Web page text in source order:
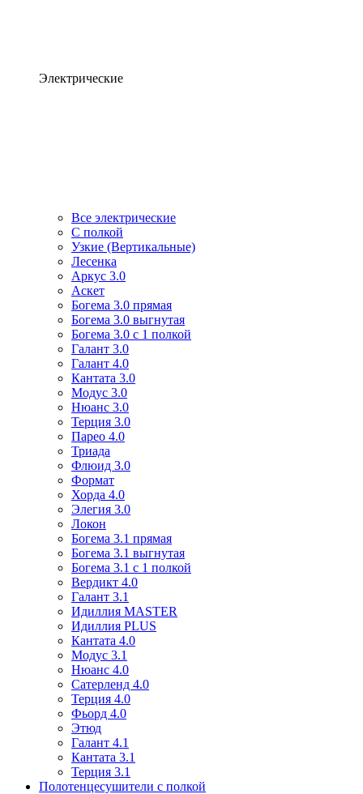
Электрические
Все электрические
С полкой
Узкие (Вертикальные)
Лесенка
Аркус 3.0
Аскет
Богема 3.0 прямая
Богема 3.0 выгнутая
Богема 3.0 с 1 полкой
Галант 3.0
Галант 4.0
Кантата 3.0
Модус 3.0
Нюанс 3.0
Терция 3.0
Парео 4.0
Триада
Флюид 3.0
Формат
Хорда 4.0
Элегия 3.0
Локон
Богема 3.1 прямая
Богема 3.1 выгнутая
Богема 3.1 с 1 полкой
Вердикт 4.0
Галант 3.1
Идиллия MASTER
Идиллия PLUS
Кантата 4.0
Модус 3.1
Нюанс 4.0
Сатерленд 4.0
Терция 4.0
Фьорд 4.0
Этюд
Галант 4.1
Кантата 3.1
Терция 3.1
Полотенцесушители с полкой